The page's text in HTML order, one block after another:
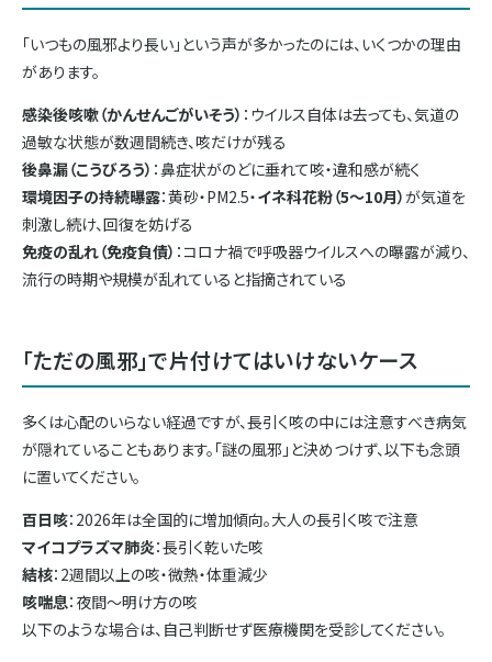
「いつもの風邪より長い」という声が多かったのには、いくつかの理由
があります。
感染後咳嗽（かんせんごがいそう） ：ウイルス自体は去っても、気道の
過敏な状態が数週間続き、咳だけが残る
後鼻漏（こうびろう） ：鼻症状がのどに垂れて咳・違和感が続く
環境因子の持続曝露：黄砂・PM2.5・イネ科花粉（5〜10月）が気道を
刺激し続け、回復を妨げる
免疫の乱れ（免疫負債） ：コロナ禍で呼吸器ウイルスへの曝露が減り、
流行の時期や規模が乱れていると指摘されている
「ただの風邪」で片付けてはいけないケース
多くは心配のいらない経過ですが、長引く咳の中には注意すべき病気
が隠れていることもあります。「謎の風邪」と決めつけず、以下も念頭
に置いてください。
百日咳：2026年は全国的に増加傾向。大人の長引く咳で注意
マイコプラズマ肺炎：長引く乾いた咳
結核：2週間以上の咳・微熱・体重減少
咳喘息：夜間〜明け方の咳
以下のような場合は、自己判断せず医療機関を受診してください。